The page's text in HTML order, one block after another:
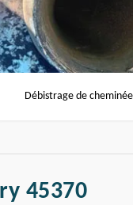
Débistrage de
45370